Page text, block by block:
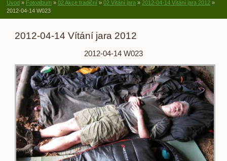
Úvod » Fotoalbum » 02 Akce tradiční » 02 Vítání jara » 2012-04-14 Vítání jara 2012 »
2012-04-14 W023
2012-04-14 Vítání jara 2012
2012-04-14 W023